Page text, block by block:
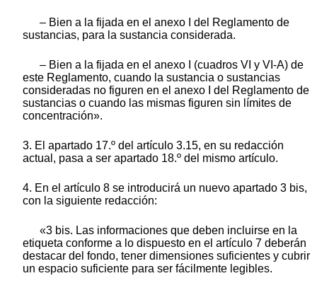
– Bien a la fijada en el anexo I del Reglamento de
sustancias, para la sustancia considerada.
– Bien a la fijada en el anexo I (cuadros VI y VI-A) de
este Reglamento, cuando la sustancia o sustancias
consideradas no figuren en el anexo I del Reglamento de
sustancias o cuando las mismas figuren sin límites de
concentración».
3. El apartado 17.º del artículo 3.15, en su redacción
actual, pasa a ser apartado 18.º del mismo artículo.
4. En el artículo 8 se introducirá un nuevo apartado 3 bis,
con la siguiente redacción:
«3 bis. Las informaciones que deben incluirse en la
etiqueta conforme a lo dispuesto en el artículo 7 deberán
destacar del fondo, tener dimensiones suficientes y cubrir
un espacio suficiente para ser fácilmente legibles.